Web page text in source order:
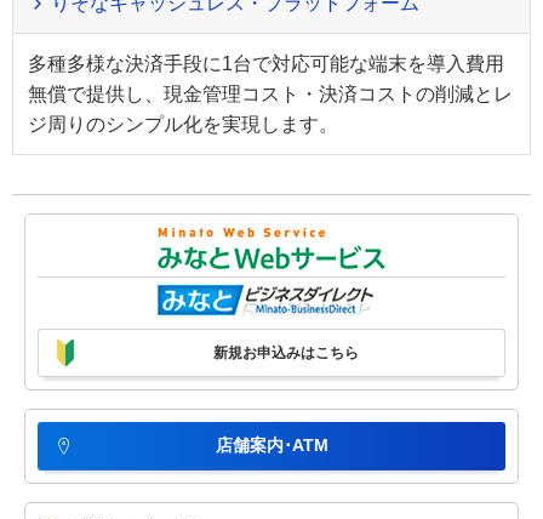
多種多様な決済手段に1台で対応可能な端末を導入費用
無償で提供し、現金管理コスト・決済コストの削減とレ
ジ周りのシンプル化を実現します。
新規お申込みはこちら
店舗案内･ATM